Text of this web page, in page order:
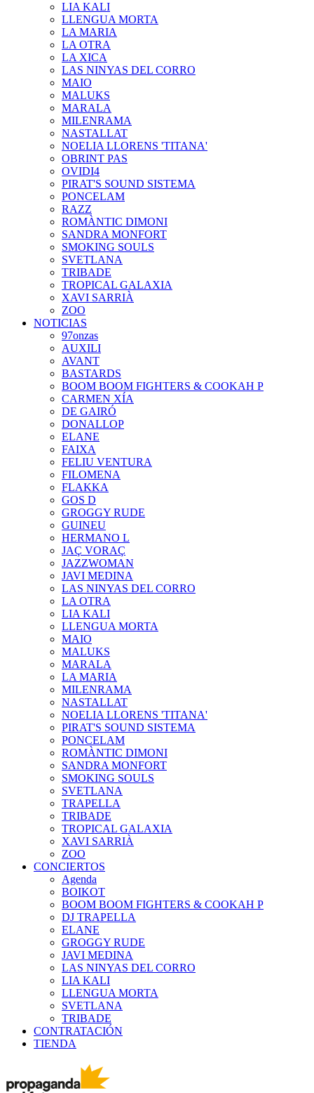
LIA KALI
LLENGUA MORTA
LA MARIA
LA OTRA
LA XICA
LAS NINYAS DEL CORRO
MAIO
MALUKS
MARALA
MILENRAMA
NASTALLAT
NOELIA LLORENS 'TITANA'
OBRINT PAS
OVIDI4
PIRAT'S SOUND SISTEMA
PONCELAM
RAZZ
ROMÀNTIC DIMONI
SANDRA MONFORT
SMOKING SOULS
SVETLANA
TRIBADE
TROPICAL GALAXIA
XAVI SARRIÀ
ZOO
NOTICIAS
97onzas
AUXILI
AVANT
BASTARDS
BOOM BOOM FIGHTERS & COOKAH P
CARMEN XÍA
DE GAIRÓ
DONALLOP
ELANE
FAIXA
FELIU VENTURA
FILOMENA
FLAKKA
GOS D
GROGGY RUDE
GUINEU
HERMANO L
JAÇ VORAÇ
JAZZWOMAN
JAVI MEDINA
LAS NINYAS DEL CORRO
LA OTRA
LIA KALI
LLENGUA MORTA
MAIO
MALUKS
MARALA
LA MARIA
MILENRAMA
NASTALLAT
NOELIA LLORENS 'TITANA'
PIRAT'S SOUND SISTEMA
PONCELAM
ROMÀNTIC DIMONI
SANDRA MONFORT
SMOKING SOULS
SVETLANA
TRAPELLA
TRIBADE
TROPICAL GALAXIA
XAVI SARRIÀ
ZOO
CONCIERTOS
Agenda
BOIKOT
BOOM BOOM FIGHTERS & COOKAH P
DJ TRAPELLA
ELANE
GROGGY RUDE
JAVI MEDINA
LAS NINYAS DEL CORRO
LIA KALI
LLENGUA MORTA
SVETLANA
TRIBADE
CONTRATACIÓN
TIENDA